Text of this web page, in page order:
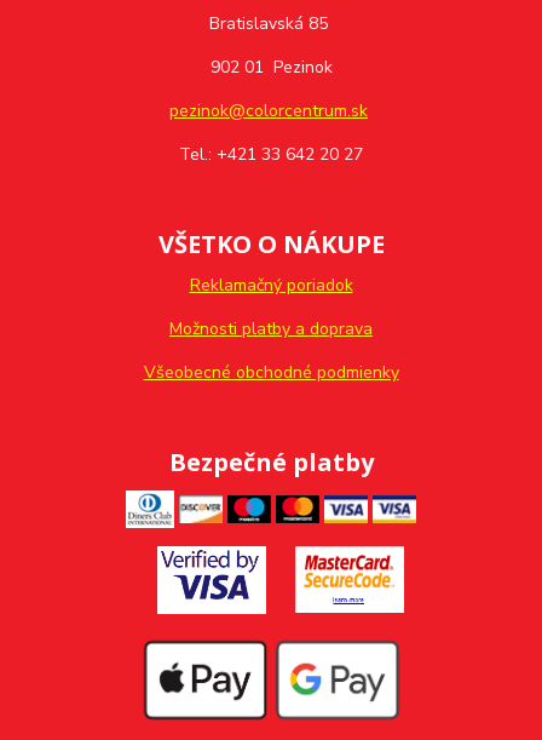
Bratislavská 85
902 01 Pezinok
pezinok@colorcentrum.sk
Tel.: +421 33 642 20 27
VŠETKO O NÁKUPE
Reklamačný poriadok
Možnosti platby a doprava
Všeobecné obchodné podmienky
Bezpečné platby